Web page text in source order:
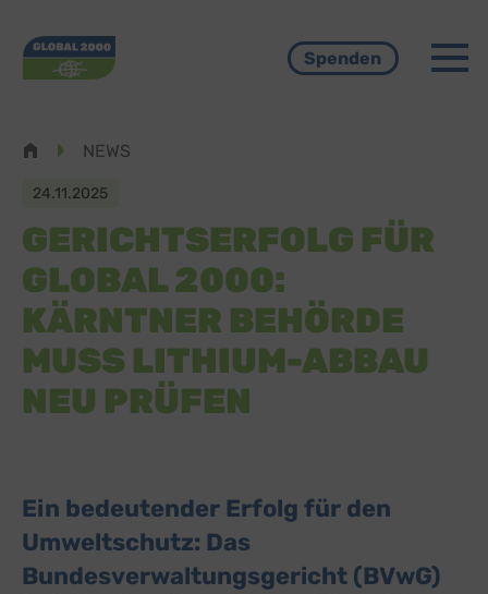
Spenden
NEWS
24.11.2025
GERICHTSERFOLG FÜR
GLOBAL 2000:
KÄRNTNER BEHÖRDE
MUSS LITHIUM-ABBAU
NEU PRÜFEN
Ein bedeutender Erfolg für den
Umweltschutz: Das
Bundesverwaltungsgericht (BVwG)